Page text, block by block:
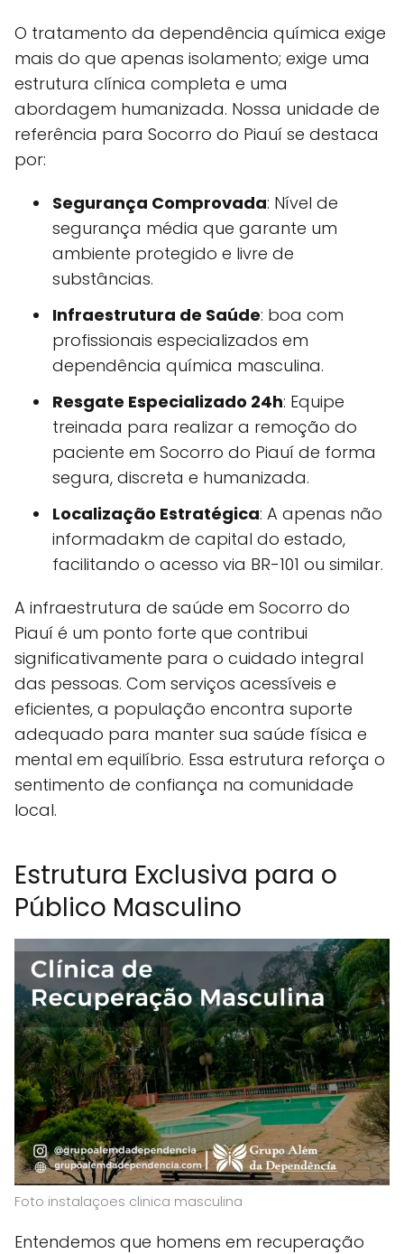
O tratamento da dependência química exige
mais do que apenas isolamento; exige uma
estrutura clínica completa e uma
abordagem humanizada. Nossa unidade de
referência para Socorro do Piauí se destaca
por:
Segurança Comprovada: Nível de
segurança média que garante um
ambiente protegido e livre de
substâncias.
Infraestrutura de Saúde: boa com
profissionais especializados em
dependência química masculina.
Resgate Especializado 24h: Equipe
treinada para realizar a remoção do
paciente em Socorro do Piauí de forma
segura, discreta e humanizada.
Localização Estratégica: A apenas não
informadakm de capital do estado,
facilitando o acesso via BR-101 ou similar.
A infraestrutura de saúde em Socorro do
Piauí é um ponto forte que contribui
significativamente para o cuidado integral
das pessoas. Com serviços acessíveis e
eficientes, a população encontra suporte
adequado para manter sua saúde física e
mental em equilíbrio. Essa estrutura reforça o
sentimento de confiança na comunidade
local.
Estrutura Exclusiva para o
Público Masculino
Foto instalaçoes clinica masculina
Entendemos que homens em recuperação